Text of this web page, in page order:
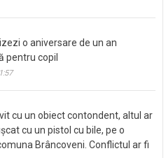
o aniversare de un an
pentru copil
cu un obiect contondent, altul ar
cu un pistol cu bile, pe o
Brâncoveni. Conflictul ar fi